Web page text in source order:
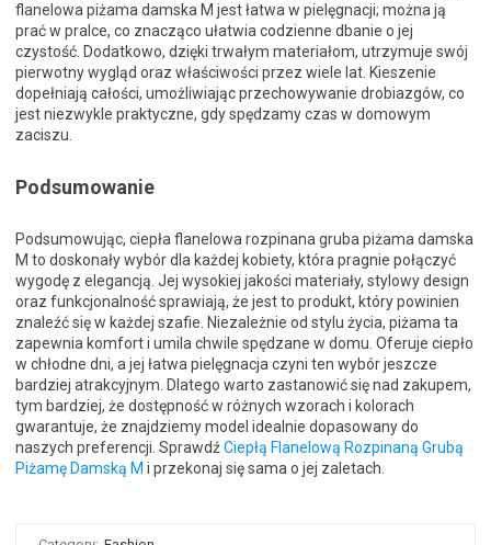
flanelowa piżama damska M jest łatwa w pielęgnacji; można ją
prać w pralce, co znacząco ułatwia codzienne dbanie o jej
czystość. Dodatkowo, dzięki trwałym materiałom, utrzymuje swój
pierwotny wygląd oraz właściwości przez wiele lat. Kieszenie
dopełniają całości, umożliwiając przechowywanie drobiazgów, co
jest niezwykle praktyczne, gdy spędzamy czas w domowym
zaciszu.
Podsumowanie
Podsumowując, ciepła flanelowa rozpinana gruba piżama damska
M to doskonały wybór dla każdej kobiety, która pragnie połączyć
wygodę z elegancją. Jej wysokiej jakości materiały, stylowy design
oraz funkcjonalność sprawiają, że jest to produkt, który powinien
znaleźć się w każdej szafie. Niezależnie od stylu życia, piżama ta
zapewnia komfort i umila chwile spędzane w domu. Oferuje ciepło
w chłodne dni, a jej łatwa pielęgnacja czyni ten wybór jeszcze
bardziej atrakcyjnym. Dlatego warto zastanowić się nad zakupem,
tym bardziej, że dostępność w różnych wzorach i kolorach
gwarantuje, że znajdziemy model idealnie dopasowany do
naszych preferencji. SprawdźCiepłą Flanelową Rozpinaną Grubą
Piżamę Damską M i przekonaj się sama o jej zaletach.